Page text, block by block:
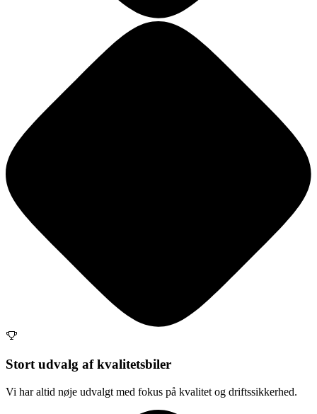
Stort udvalg af kvalitetsbiler
Vi har altid nøje udvalgt med fokus på kvalitet og driftssikkerhed.